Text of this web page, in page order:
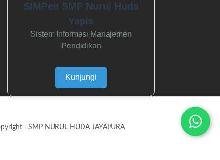
SIMPen SMP Nurul Huda
Yapis
Sistem Informasi Manajemen
Pendidikan
Kunjungi
- SMP NURUL HUDA JAYAPURA